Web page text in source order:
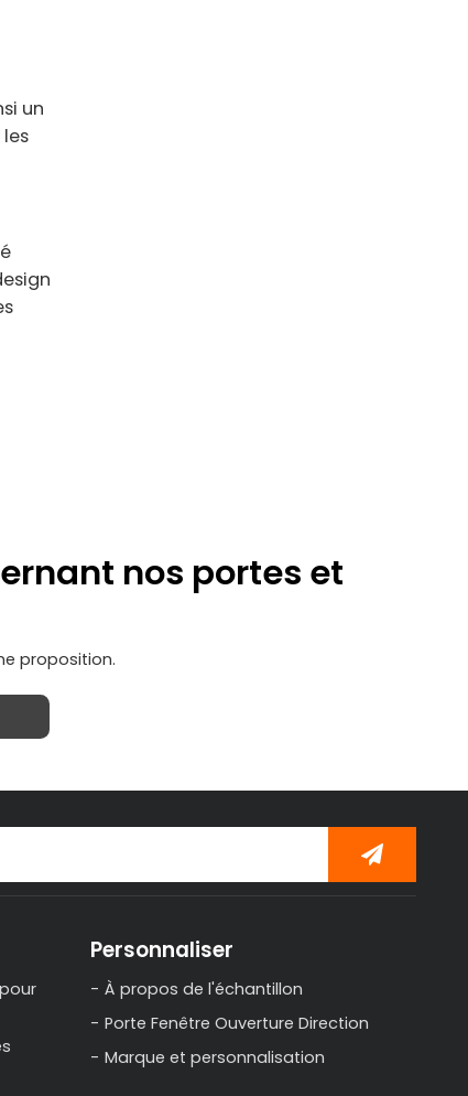
un
nos portes et
proposition.
Personnaliser
À propos de l'échantillon
Porte Fenêtre Ouverture Direction
Marque et personnalisation